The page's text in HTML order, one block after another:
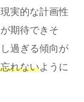
実的な計画性
期待できそ
過ぎる傾向が
れないように